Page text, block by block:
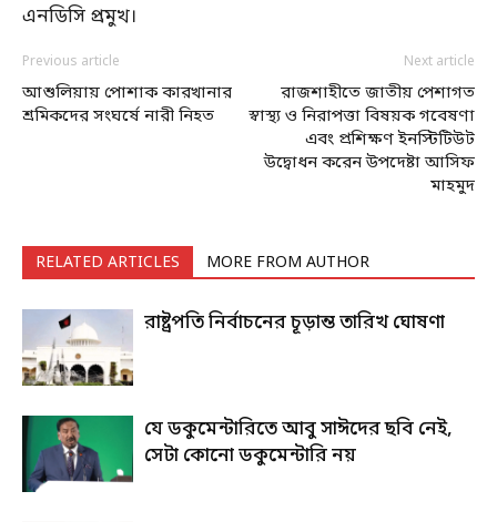
এনডিসি প্রমুখ।
Previous article
আশুলিয়ায় পোশাক কারখানার
শ্রমিকদের সংঘর্ষে নারী নিহত
Next article
রাজশাহীতে জাতীয় পেশাগত
স্বাস্থ্য ও নিরাপত্তা বিষয়ক গবেষণা
এবং প্রশিক্ষণ ইনস্টিটিউট
উদ্বোধন করেন উপদেষ্টা আসিফ
মাহমুদ
RELATED ARTICLES MORE FROM AUTHOR
রাষ্ট্রপতি নির্বাচনের চূড়ান্ত তারিখ ঘোষণা
যে ডকুমেন্টারিতে আবু সাঈদের ছবি নেই,
সেটা কোনো ডকুমেন্টারি নয়